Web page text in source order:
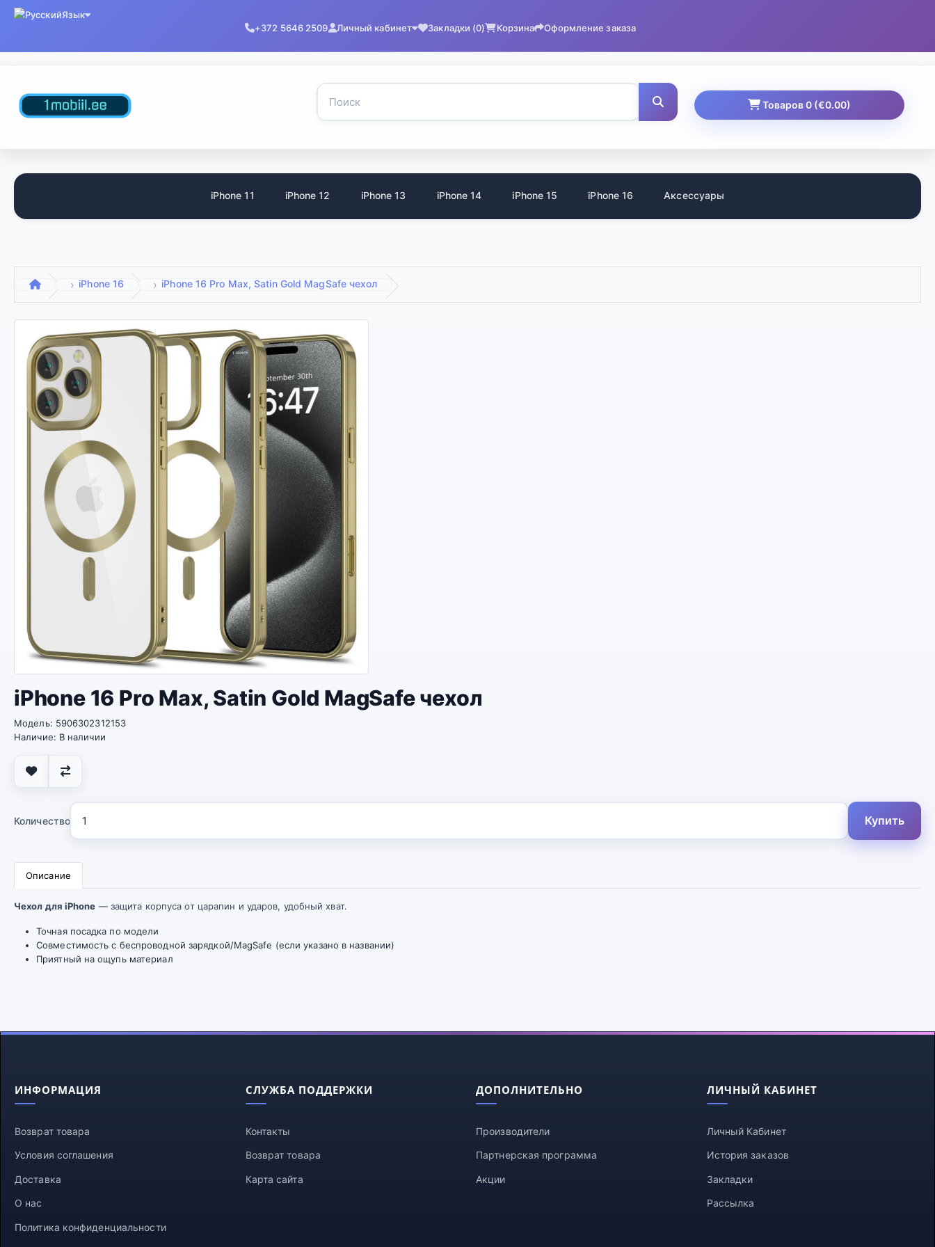
Язык
+372 5646 2509
Личный кабинет Закладки (0) Корзина Оформление заказа
Товаров 0 (€0.00)
iPhone 11 iPhone 12 iPhone 13 iPhone 14 iPhone 15 iPhone 16 Аксессуары
iPhone 16 iPhone 16 Pro Max, Satin Gold MagSafe чехол
iPhone 16 Pro Max, Satin Gold MagSafe чехол
Модель: 5906302312153
Наличие: В наличии
Количество Купить
Описание
Чехол для iPhone — защита корпуса от царапин и ударов, удобный хват.
Точная посадка по модели
Совместимость с беспроводной зарядкой/MagSafe (если указано в названии)
Приятный на ощупь материал
ИНФОРМАЦИЯ
Возврат товара
Условия соглашения
Доставка
О нас
Политика конфиденциальности
СЛУЖБА ПОДДЕРЖКИ
Контакты
Возврат товара
Карта сайта
ДОПОЛНИТЕЛЬНО
Производители
Партнерская программа
Акции
ЛИЧНЫЙ КАБИНЕТ
Личный Кабинет
История заказов
Закладки
Рассылка